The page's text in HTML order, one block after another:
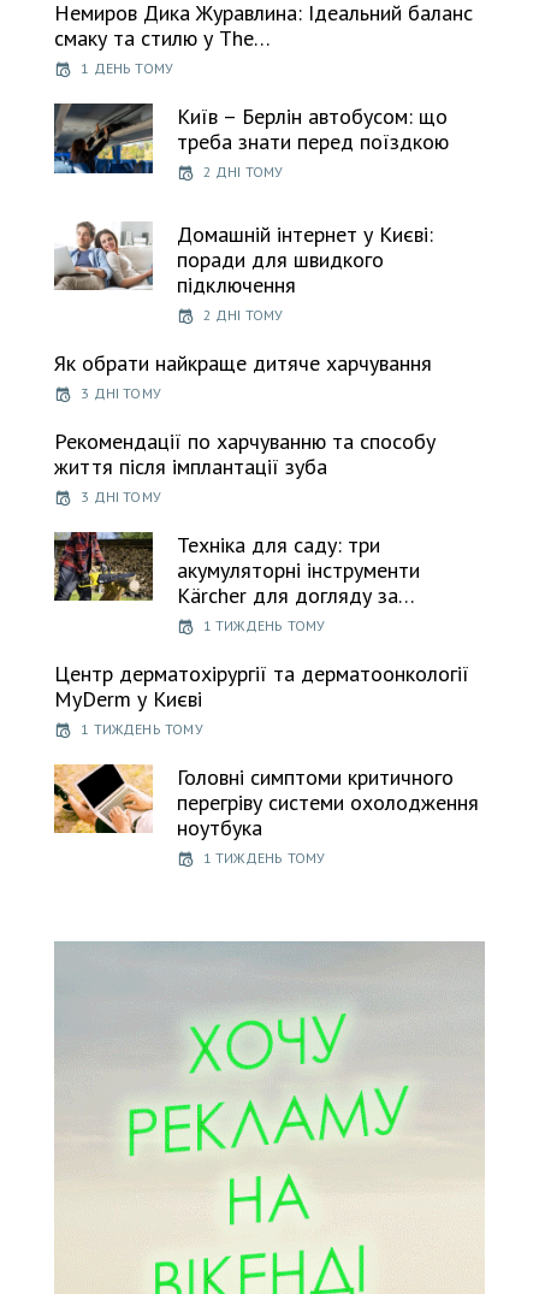
Немиров Дика Журавлина: Ідеальний баланс
смаку та стилю у The…
1 ДЕНЬ ТОМУ
Київ – Берлін автобусом: що
треба знати перед поїздкою
2 ДНІ ТОМУ
Домашній інтернет у Києві:
поради для швидкого
підключення
2 ДНІ ТОМУ
Як обрати найкраще дитяче харчування
3 ДНІ ТОМУ
Рекомендації по харчуванню та способу
життя після імплантації зуба
3 ДНІ ТОМУ
Техніка для саду: три
акумуляторні інструменти
Kärcher для догляду за…
1 ТИЖДЕНЬ ТОМУ
Центр дерматохірургії та дерматоонкології
MyDerm у Києві
1 ТИЖДЕНЬ ТОМУ
Головні симптоми критичного
перегріву системи охолодження
ноутбука
1 ТИЖДЕНЬ ТОМУ